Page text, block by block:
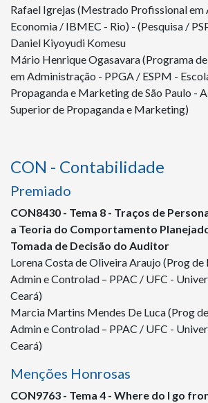
Rafael Igrejas (Mestrado Profissional em
Economia / IBMEC - Rio) - (Pesquisa /
Daniel Kiyoyudi Komesu
Mário Henrique Ogasavara (Programa
em Administração - PPGA / ESPM -
Propaganda e Marketing de São Paulo -
Superior de Propaganda e Marketing)
CON - Contabilidade
Premiado
CON8430 - Tema 8 - Traços de
a Teoria do Comportamento
Tomada de Decisão do Auditor
Lorena Costa de Oliveira Araujo (Prog de
Admin e Controlad – PPAC / UFC -
Ceará)
Marcia Martins Mendes De Luca (Prog
Admin e Controlad – PPAC / UFC -
Ceará)
Menções Honrosas
CON9763 - Tema 4 - Where do I go